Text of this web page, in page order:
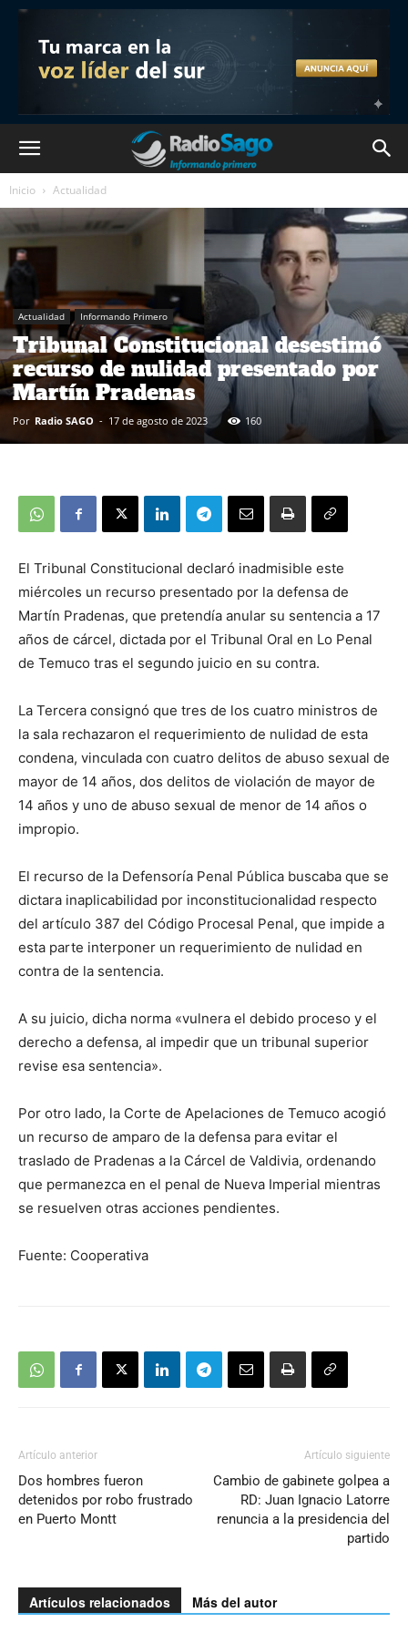
Inicio Actualidad
Actualidad Informando Primero
Tribunal Constitucional desestimó
recurso de nulidad presentado por
Martín Pradenas
Por Radio SAGO - 17 de agosto de 2023 160
El Tribunal Constitucional declaró inadmisible este
miércoles un recurso presentado por la defensa de
Martín Pradenas, que pretendía anular su sentencia a 17
años de cárcel, dictada por el Tribunal Oral en Lo Penal
de Temuco tras el segundo juicio en su contra.
La Tercera consignó que tres de los cuatro ministros de
la sala rechazaron el requerimiento de nulidad de esta
condena, vinculada con cuatro delitos de abuso sexual de
mayor de 14 años, dos delitos de violación de mayor de
14 años y uno de abuso sexual de menor de 14 años o
impropio.
El recurso de la Defensoría Penal Pública buscaba que se
dictara inaplicabilidad por inconstitucionalidad respecto
del artículo 387 del Código Procesal Penal, que impide a
esta parte interponer un requerimiento de nulidad en
contra de la sentencia.
A su juicio, dicha norma «vulnera el debido proceso y el
derecho a defensa, al impedir que un tribunal superior
revise esa sentencia».
Por otro lado, la Corte de Apelaciones de Temuco acogió
un recurso de amparo de la defensa para evitar el
traslado de Pradenas a la Cárcel de Valdivia, ordenando
que permanezca en el penal de Nueva Imperial mientras
se resuelven otras acciones pendientes.
Fuente: Cooperativa
Artículo anterior
Dos hombres fueron
detenidos por robo frustrado
en Puerto Montt
Artículo siguiente
Cambio de gabinete golpea a
RD: Juan Ignacio Latorre
renuncia a la presidencia del
partido
Artículos relacionados Más del autor